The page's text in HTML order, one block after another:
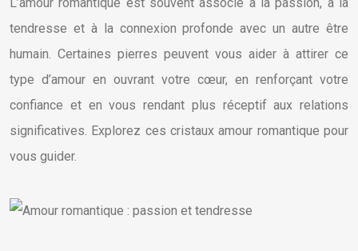
tendresse et à la connexion profonde avec un autre être
humain. Certaines pierres peuvent vous aider à attirer ce
type d’amour en ouvrant votre cœur, en renforçant votre
confiance et en vous rendant plus réceptif aux relations
significatives. Explorez ces cristaux amour romantique pour
vous guider.